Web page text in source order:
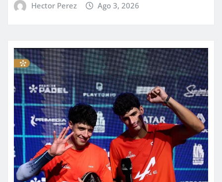
Hector Perez Ago 3, 2026